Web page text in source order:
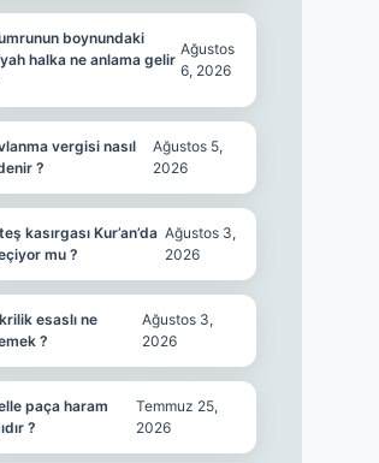
boynundaki
halka ne anlama gelir
Ağustos
6, 2026
vergisi nasıl
?
Ağustos 5,
2026
kasırgası Kur’an’da
mu ?
Ağustos 3,
2026
esaslı ne
?
Ağustos 3,
2026
paça haram
?
Temmuz 25,
2026